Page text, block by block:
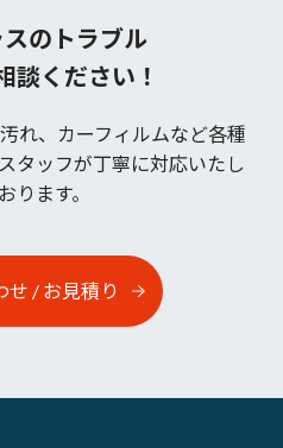
のトラブル
談ください！
れ、カーフィルムなど各種
タッフが丁寧に対応いたし
ります。
せ / お見積り